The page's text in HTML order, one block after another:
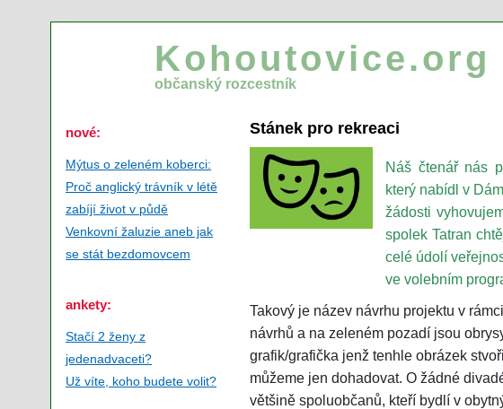
Kohoutovice.org
občanský rozcestník
nové:
Mýtus o zeleném koberci:
Proč anglický trávník v létě
zabíjí život v půdě
Venkovní žaluzie aneb jak
se stát bezdomovcem
ankety:
Stačí 2 ženy z
jedenadvaceti?
Už víte, koho budete volit?
Stánek pro rekreaci
Náš čtenář nás
který nabídl v
žádosti
spolek Tatran
celé údolí
ve volebním
Takový je název návrhu projektu v
návrhů a na zeleném pozadí jsou
grafik/grafička jenž tenhle obrázek
můžeme jen dohadovat. O žádné
většině spoluobčanů, kteří bydlí v